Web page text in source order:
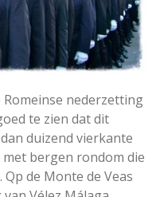
nederzetting
te zien dat dit
duizend vierkante
bergen rondom die
de Monte de Veas